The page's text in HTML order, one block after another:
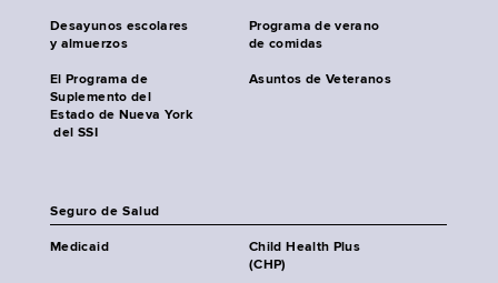
Desayunos escolares
y almuerzos
Programa de verano
de comidas
El Programa de
Suplemento del
Estado de Nueva York
del SSI
Asuntos de Veteranos
Seguro de Salud
Medicaid
Child Health Plus
(CHP)